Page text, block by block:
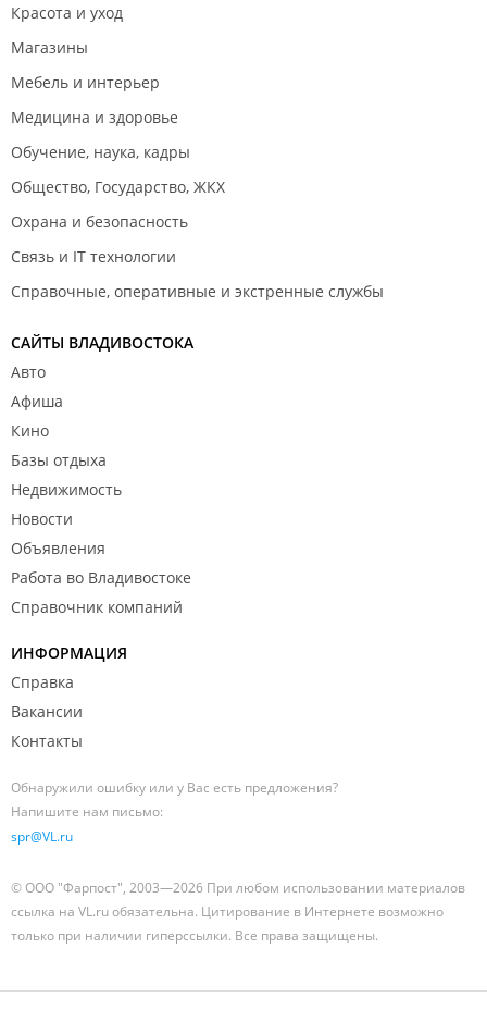
Красота и уход
Магазины
Мебель и интерьер
Медицина и здоровье
Обучение, наука, кадры
Общество, Государство, ЖКХ
Охрана и безопасность
Связь и IT технологии
Справочные, оперативные и экстренные службы
САЙТЫ ВЛАДИВОСТОКА
Авто
Афиша
Кино
Базы отдыха
Недвижимость
Новости
Объявления
Работа во Владивостоке
Справочник компаний
ИНФОРМАЦИЯ
Справка
Вакансии
Контакты
Обнаружили ошибку или у Вас есть предложения?
Напишите нам письмо:
spr@VL.ru
© ООО "Фарпост", 2003—2026 При любом использовании материалов
ссылка на VL.ru обязательна. Цитирование в Интернете возможно
только при наличии гиперссылки. Все права защищены.